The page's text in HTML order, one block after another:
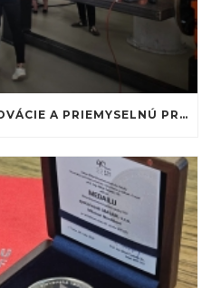
SPÁJAME VÝSKUM, INOVÁCIE A PRIEMYSELNÚ PRAX